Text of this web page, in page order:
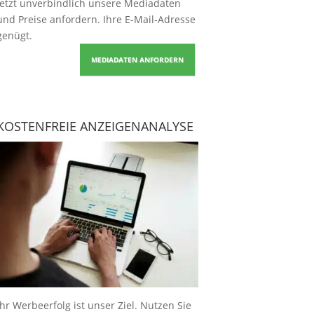
unverbindlich unsere Mediadaten
Preise anfordern. Ihre E-Mail-Adresse
MEDIADATEN ANFORDERN
ANZEIGENANALYSE
Werbeerfolg ist unser Ziel. Nutzen Sie